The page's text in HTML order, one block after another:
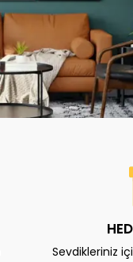
Sevdikleriniz